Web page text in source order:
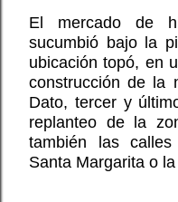
El mercado de
sucumbió bajo la
ubicación topó, en
construcción de la
Dato, tercer y
replanteo de la
también las
Santa Margarita o